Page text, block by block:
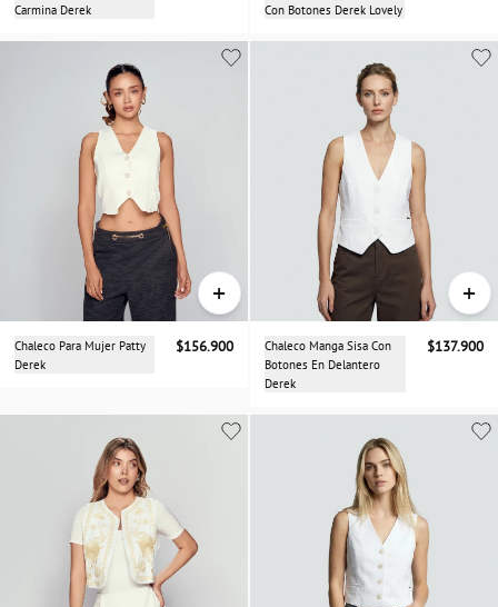
Carmina Derek
Con Botones Derek Lovely
+
Chaleco Para Mujer Patty
Derek
$156.900
+
Chaleco Manga Sisa Con
Botones En Delantero
Derek
$137.900